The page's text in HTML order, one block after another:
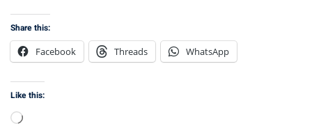
Share this:
Facebook
Threads WhatsApp
Like this:
Loading…